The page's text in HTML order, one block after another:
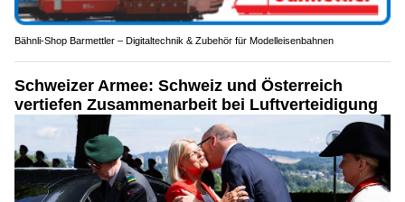
Bähnli-Shop Barmettler – Digitaltechnik & Zubehör für Modelleisenbahnen
Schweizer Armee: Schweiz und Österreich
vertiefen Zusammenarbeit bei Luftverteidigung